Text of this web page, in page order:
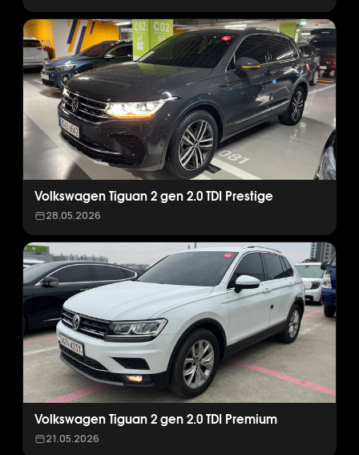
Volkswagen Tiguan 2 gen 2.0 TDI Prestige
28.05.2026
Volkswagen Tiguan 2 gen 2.0 TDI Premium
21.05.2026